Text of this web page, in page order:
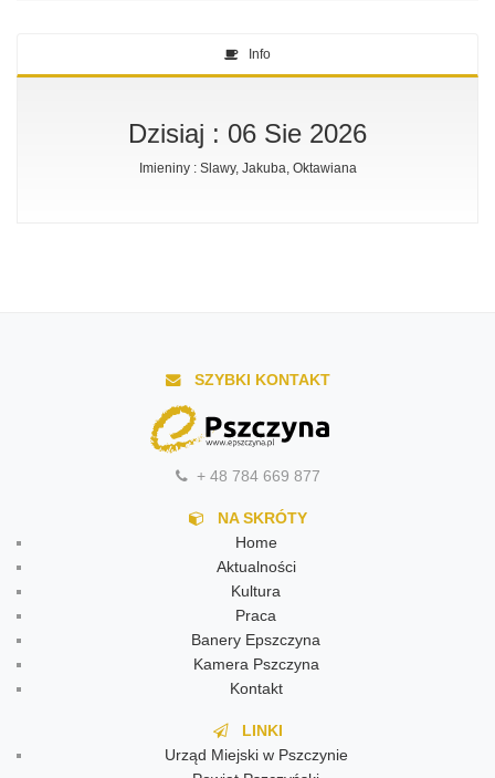
Info
Dzisiaj : 06 Sie 2026
Imieniny : Slawy, Jakuba, Oktawiana
SZYBKI KONTAKT
+ 48 784 669 877
NA SKRÓTY
Home
Aktualności
Kultura
Praca
Banery Epszczyna
Kamera Pszczyna
Kontakt
LINKI
Urząd Miejski w Pszczynie